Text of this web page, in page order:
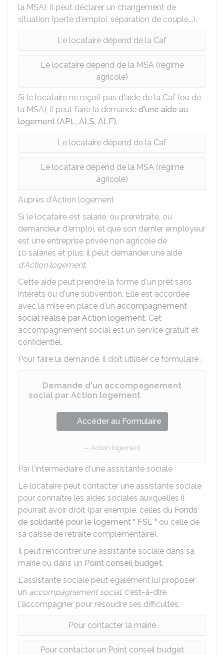
la MSA), il peut déclarer un changement de
situation (perte d'emploi, séparation de couple...).
Le locataire dépend de la Caf
Le locataire dépend de la MSA (régime
agricole)
Si le locataire ne reçoit pas d'aide de la Caf (ou de
la MSA), il peut faire la demande d'une aide au
logement (APL, ALS, ALF).
Le locataire dépend de la Caf
Le locataire dépend de la MSA (régime
agricole)
Auprès d'Action logement
Si le locataire est salarié, ou préretraité, ou
demandeur d'emploi, et que son dernier employeur
est une entreprise privée non agricole de
10 salariés et plus, il peut demander une aide
d'Action logement.
Cette aide peut prendre la forme d'un prêt sans
intérêts ou d'une subvention. Elle est accordée
avec la mise en place d'un accompagnement
social réalisé par Action logement. Cet
accompagnement social est un service gratuit et
confidentiel.
Pour faire la demande, il doit utiliser ce formulaire :
Demande d'un accompagnement
social par Action logement
Accéder au Formulaire
Action logement
Par l'intermédiaire d'une assistante sociale
Le locataire peut contacter une assistante sociale
pour connaître les aides sociales auxquelles il
pourrait avoir droit (par exemple, celles du Fonds
de solidarité pour le logement " FSL " ou celle de
sa caisse de retraite complémentaire).
Il peut rencontrer une assistante sociale dans sa
mairie ou dans un Point conseil budget.
L'assistante sociale peut également lui proposer
un accompagnement social, c'est-à-dire
l'accompagner pour résoudre ses difficultés.
Pour contacter la mairie
Pour contacter un Point conseil budget